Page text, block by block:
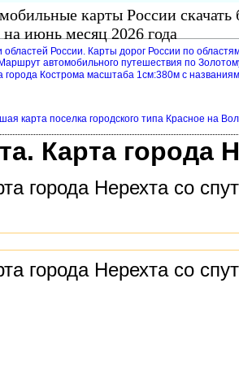
карты России скачать
июнь месяц 2026 года
областей России. Карты дорог России по
автомобильного путешествия по
города Кострома масштаба 1см:380м с
карта поселка городского типа Красное на
Карта города
города Нерехта со
города Нерехта со